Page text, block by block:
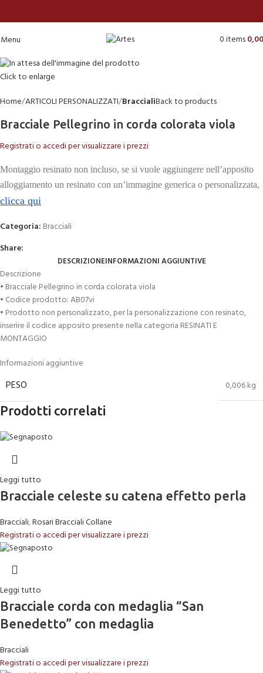
Menu 0items0,00
Click to enlarge
Home ARTICOLI PERSONALIZZATI BraccialiBack to products
Bracciale Pellegrino in corda colorata viola
Registrati o accedi per visualizzare i prezzi
Montaggio resinato non incluso, se si vuole aggiungere nell’apposito
alloggiamento un resinato con un’immagine generica o personalizzata,
clicca qui
Categoria: Bracciali
Share:
DESCRIZIONEINFORMAZIONI AGGIUNTIVE
Descrizione
• Bracciale Pellegrino in corda colorata viola
• Codice prodotto: AB07vi
• Prodotto non personalizzato, per la personalizzazione con resinato,
inserire il codice apposito presente nella categoria RESINATI E
MONTAGGIO
Informazioni aggiuntive
PESO 0,006 kg
Prodotti correlati
Leggi tutto
Bracciale celeste su catena effetto perla
Bracciali,Rosari Bracciali Collane
Registrati o accedi per visualizzare i prezzi
Leggi tutto
Bracciale corda con medaglia “San
Benedetto” con medaglia
Bracciali
Registrati o accedi per visualizzare i prezzi